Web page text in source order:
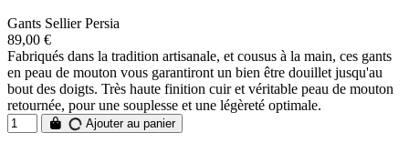
Gants Sellier Persia
89,00 €
Fabriqués dans la tradition artisanale, et cousus à la main, ces gants
en peau de mouton vous garantiront un bien être douillet jusqu'au
bout des doigts. Très haute finition cuir et véritable peau de mouton
retournée, pour une souplesse et une légèreté optimale.
Ajouter au panier